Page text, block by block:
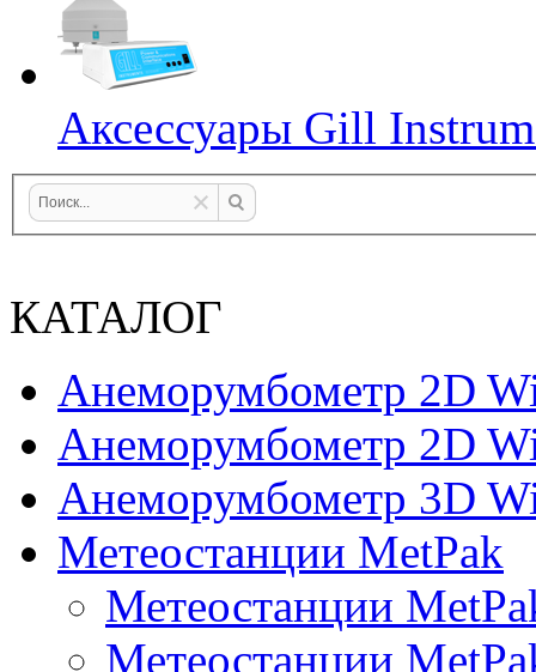
Аксессуары Gill
КАТАЛОГ
Анеморумбометр 2D
Анеморумбометр 2D
Анеморумбометр 3D
Метеостанции MetPak
Метеостанции
Метеостанции